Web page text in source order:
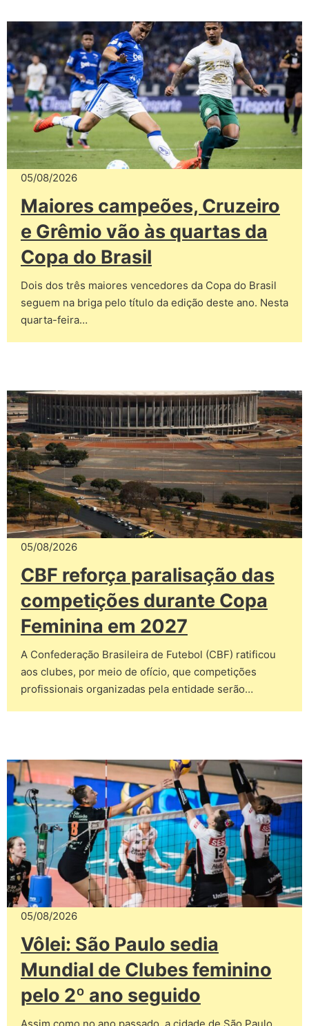
05/08/2026
Maiores campeões, Cruzeiro
e Grêmio vão às quartas da
Copa do Brasil
Dois dos três maiores vencedores da Copa do Brasil
seguem na briga pelo título da edição deste ano. Nesta
quarta-feira…
05/08/2026
CBF reforça paralisação das
competições durante Copa
Feminina em 2027
A Confederação Brasileira de Futebol (CBF) ratificou
aos clubes, por meio de ofício, que competições
profissionais organizadas pela entidade serão…
05/08/2026
Vôlei: São Paulo sedia
Mundial de Clubes feminino
pelo 2º ano seguido